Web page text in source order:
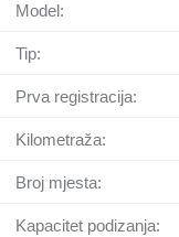
Model:
Tip:
Prva registracija:
Kilometraža:
Broj mjesta:
Kapacitet podizanja: